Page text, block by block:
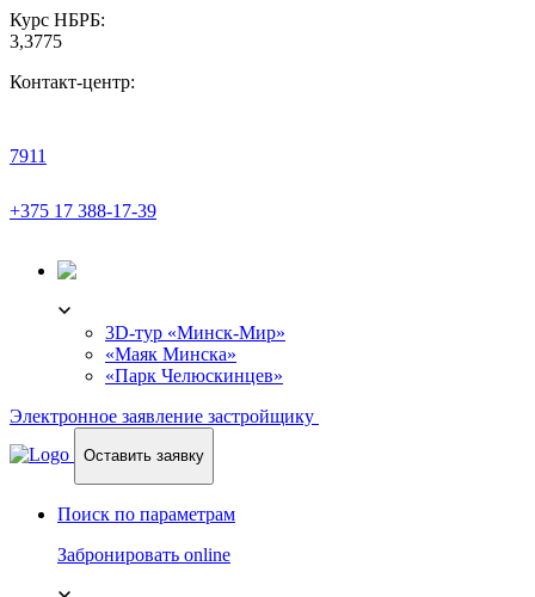
Курс НБРБ:
3,3775
Контакт-центр:
7911
+375 17 388-17-39
3D-тур «Минск-Мир»
«Маяк Минска»
«Парк Челюскинцев»
Электронное заявление застройщику
Оставить заявку
Поиск по параметрам
Забронировать online